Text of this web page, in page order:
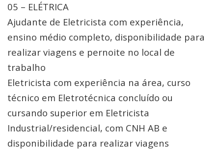
05 – ELÉTRICA
Ajudante de Eletricista com experiência,
ensino médio completo, disponibilidade para
realizar viagens e pernoite no local de
trabalho
Eletricista com experiência na área, curso
técnico em Eletrotécnica concluído ou
cursando superior em Eletricista
Industrial/residencial, com CNH AB e
disponibilidade para realizar viagens